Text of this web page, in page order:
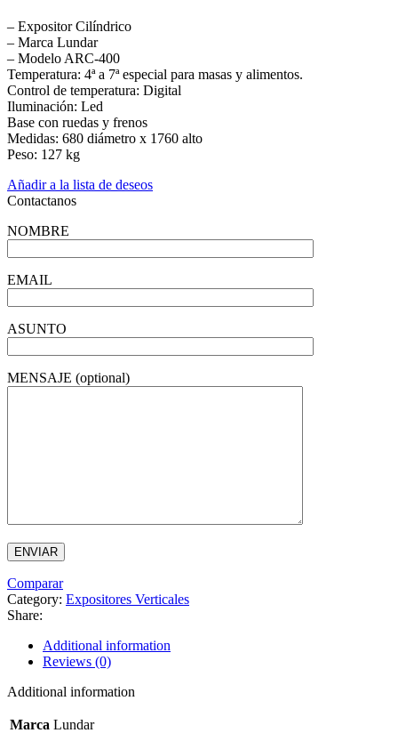
– Expositor Cilíndrico
– Marca Lundar
– Modelo ARC-400
Temperatura: 4ª a 7ª especial para masas y alimentos.
Control de temperatura: Digital
Iluminación: Led
Base con ruedas y frenos
Medidas: 680 diámetro x 1760 alto
Peso: 127 kg
Añadir a la lista de deseos
Contactanos
NOMBRE
EMAIL
ASUNTO
MENSAJE (optional)
Comparar
Category: Expositores Verticales
Share:
Additional information
Reviews (0)
Additional information
Marca Lundar